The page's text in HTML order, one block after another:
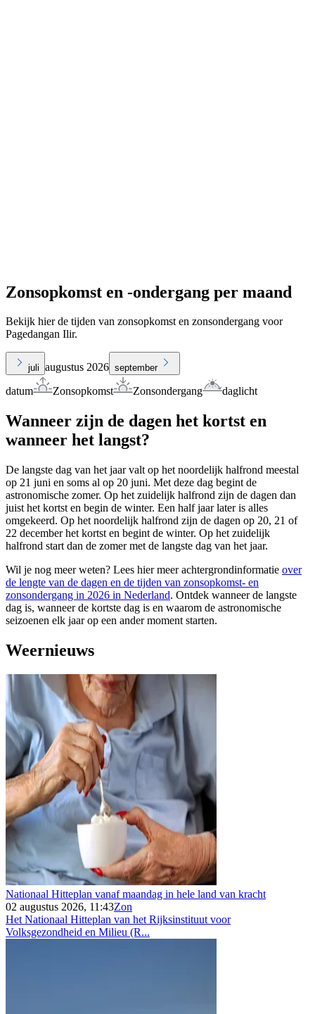
Zonsopkomst en -ondergang per maand
Bekijk hier de tijden van zonsopkomst en zonsondergang voor
Pagedangan Ilir.
juli augustus 2026 september
datum Zonsopkomst Zonsondergang daglicht
Wanneer zijn de dagen het kortst en
wanneer het langst?
De langste dag van het jaar valt op het noordelijk halfrond meestal
op 21 juni en soms al op 20 juni. Met deze dag begint de
astronomische zomer. Op het zuidelijk halfrond zijn de dagen dan
juist het kortst en begin de winter. Een half jaar later is alles
omgekeerd. Op het noordelijk halfrond zijn de dagen op 20, 21 of
22 december het kortst en begint de winter. Op het zuidelijk
halfrond start dan de zomer met de langste dag van het jaar.
Wil je nog meer weten? Lees hier meer achtergrondinformatie over
de lengte van de dagen en de tijden van zonsopkomst- en
zonsondergang in 2026 in Nederland. Ontdek wanneer de langste
dag is, wanneer de kortste dag is en waarom de astronomische
seizoenen elk jaar op een ander moment starten.
Weernieuws
Nationaal Hitteplan vanaf maandag in hele land van kracht
02 augustus 2026, 11:43Zon
Het Nationaal Hitteplan van het Rijksinstituut voor
Volksgezondheid en Milieu (R...